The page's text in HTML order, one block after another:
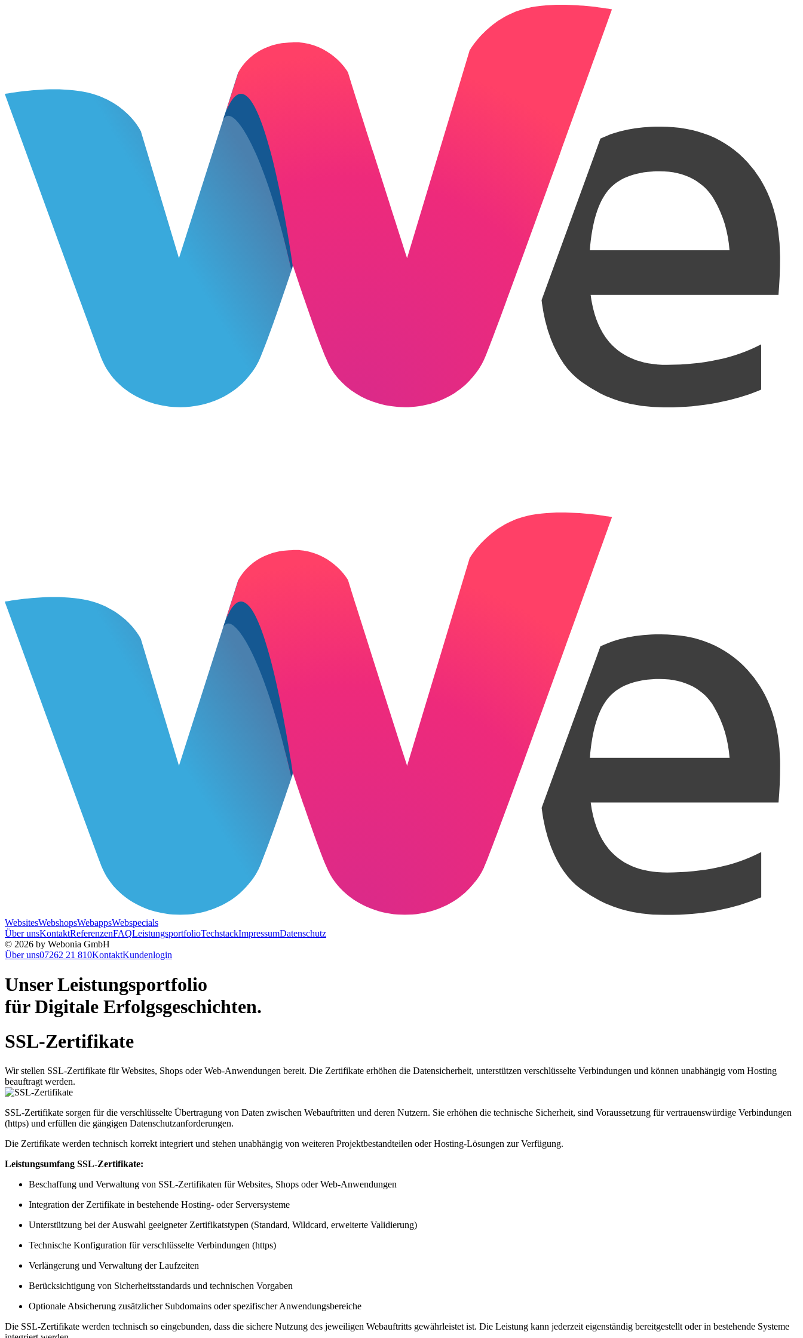
WebsitesWebshopsWebappsWebspecials
Über unsKontaktReferenzenFAQLeistungsportfolioTechstackImpressumDatenschutz
© 2026 by Webonia GmbH
Über uns07262 21 810KontaktKundenlogin
UnserLeistungsportfolio
für Digitale Erfolgsgeschichten.
SSL-Zertifikate
Wir stellen SSL-Zertifikate für Websites, Shops oder Web-Anwendungen bereit. Die Zertifikate erhöhen die Datensicherheit, unterstützen verschlüsselte Verbindungen und können unabhängig vom Hosting
beauftragt werden.
SSL-Zertifikate sorgen für die verschlüsselte Übertragung von Daten zwischen Webauftritten und deren Nutzern. Sie erhöhen die technische Sicherheit, sind Voraussetzung für vertrauenswürdige Verbindungen
(https) und erfüllen die gängigen Datenschutzanforderungen.
Die Zertifikate werden technisch korrekt integriert und stehen unabhängig von weiteren Projektbestandteilen oder Hosting-Lösungen zur Verfügung.
Leistungsumfang SSL-Zertifikate:
Beschaffung und Verwaltung von SSL-Zertifikaten für Websites, Shops oder Web-Anwendungen
Integration der Zertifikate in bestehende Hosting- oder Serversysteme
Unterstützung bei der Auswahl geeigneter Zertifikatstypen (Standard, Wildcard, erweiterte Validierung)
Technische Konfiguration für verschlüsselte Verbindungen (https)
Verlängerung und Verwaltung der Laufzeiten
Berücksichtigung von Sicherheitsstandards und technischen Vorgaben
Optionale Absicherung zusätzlicher Subdomains oder spezifischer Anwendungsbereiche
Die SSL-Zertifikate werden technisch so eingebunden, dass die sichere Nutzung des jeweiligen Webauftritts gewährleistet ist. Die Leistung kann jederzeit eigenständig bereitgestellt oder in bestehende Systeme